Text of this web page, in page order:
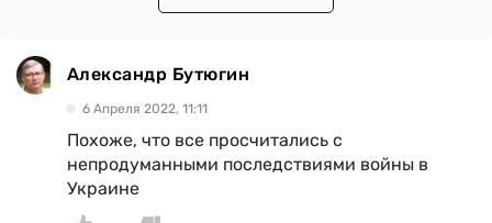
Александр Бутюгин
6 Апреля 2022, 11:11
Похоже, что все просчитались с
непродуманными последствиями войны в
Украине